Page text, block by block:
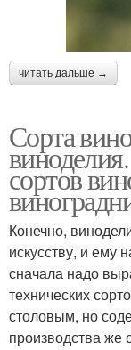
читать дальше →
Сорта
сортов
Конечно,
искусству, и ему
сначала надо
технических
столовым, но
производства же